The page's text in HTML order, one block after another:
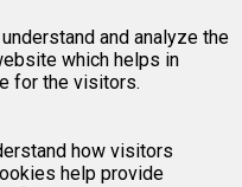
and analyze the
which helps in
for the visitors.
how visitors
help provide